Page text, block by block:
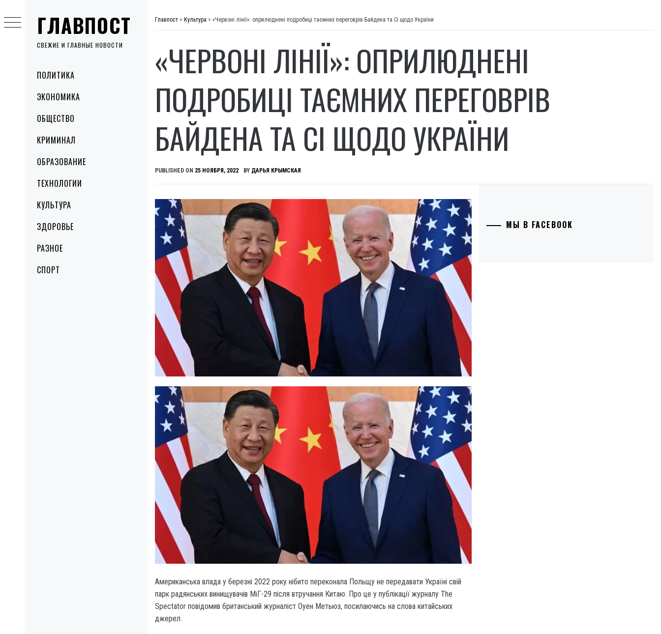
ГЛАВПОСТ
СВЕЖИЕ И ГЛАВНЫЕ НОВОСТИ
MenuПОЛИТИКА
ЭКОНОМИКА
ОБЩЕСТВО
КРИМИНАЛ
ОБРАЗОВАНИЕ
ТЕХНОЛОГИИ
КУЛЬТУРА
ЗДОРОВЬЕ
РАЗНОЕ
СПОРТ
to
content
Главпост > Культура > «Червоні лінії»: оприлюднені подробиці таємних переговрів Байдена та Сі щодо України
«ЧЕРВОНІ ЛІНІЇ»: ОПРИЛЮДНЕНІ
ПОДРОБИЦІ ТАЄМНИХ ПЕРЕГОВРІВ
БАЙДЕНА ТА СІ ЩОДО УКРАЇНИ
PUBLISHED ON 25 НОЯБРЯ, 2022 BY ДАРЬЯ КРЫМСКАЯ
Американська влада у березні 2022 року нібито переконала Польщу не передавати Україні свій
парк радянських винищувачів МіГ-29 після втручання Китаю. Про це у публікації журналу The
Spectator повідомив британський журналіст Оуен Метьюз, посилаючись на слова китайських
джерел.
МЫ В FACEBOOK